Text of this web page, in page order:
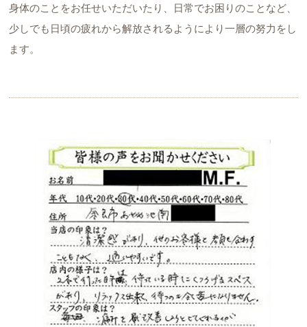
身体のことをお任せいただいたり、日常でお困りのことなど、
少しでも日頃の疲れから解放されるようにより一層の努力をし
ます。